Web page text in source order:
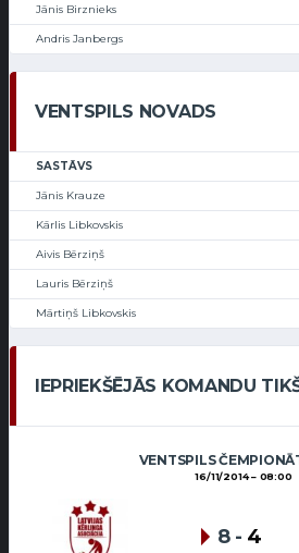
Jānis Birznieks
Andris Janbergs
VENTSPILS NOVADS
SASTĀVS
Jānis Krauze
Kārlis Libkovskis
Aivis Bērziņš
Lauris Bērziņš
Mārtiņš Libkovskis
IEPRIEKŠĒJĀS KOMANDU
VENTSPILS
16/11/2014 08:00
8 - 4